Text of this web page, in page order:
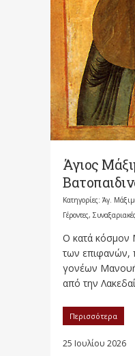
Άγιος
Κατηγορίες: Άγ.
Γέροντες,
Ο κατά κόσμον
των επιφανών,
γονέων
από την
Περισσότερα
25 Ιουλίου 2026